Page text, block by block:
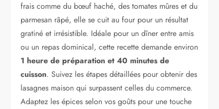
frais comme du bœuf haché, des tomates mûres et du
parmesan râpé, elle se cuit au four pour un résultat
gratiné et irrésistible. Idéale pour un dîner entre amis
ou un repas dominical, cette recette demande environ
1 heure de préparation et 40 minutes de
cuisson. Suivez les étapes détaillées pour obtenir des
lasagnes maison qui surpassent celles du commerce.
Adaptez les épices selon vos goûts pour une touche